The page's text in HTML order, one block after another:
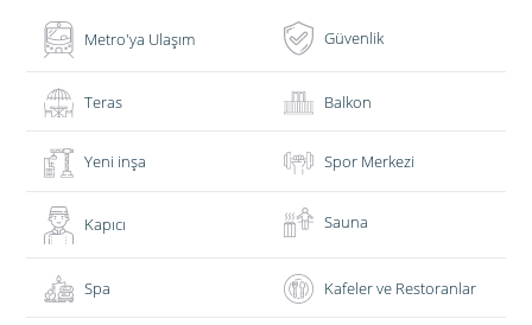
Metro'ya Ulaşım Güvenlik
Teras Balkon
Yeni inşa Spor Merkezi
Kapıcı Sauna
Spa Kafeler ve Restoranlar